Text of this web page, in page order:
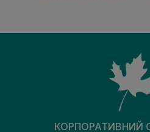
КОРПОРАТИВНИЙ